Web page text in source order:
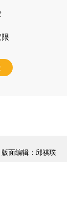
版面编辑：邱祺璞